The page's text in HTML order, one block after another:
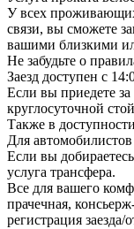
У всех проживающих
связи, вы сможете
вашими близкими
Не забудьте о
Заезд доступен с
Если вы приедете за
круглосуточной
Также в
Для
Если вы
услуга трансфера.
Все для вашего
прачечная,
регистрация заезда/